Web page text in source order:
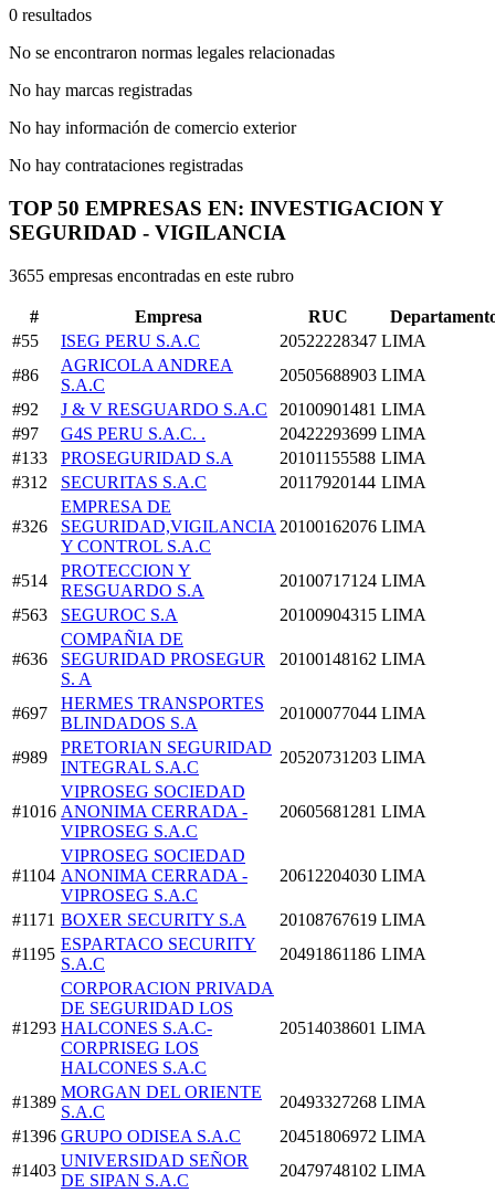
0 resultados
No se encontraron normas legales relacionadas
No hay marcas registradas
No hay información de comercio exterior
No hay contrataciones registradas
TOP 50 EMPRESAS EN: INVESTIGACION Y
SEGURIDAD - VIGILANCIA
3655 empresas encontradas en este rubro
# Empresa RUC
#55
ISEG PERU S.A.C 20522228347 LIMA
#86
AGRICOLA ANDREA
S.A.C
20505688903 LIMA
#92
J & V RESGUARDO S.A.C 20100901481 LIMA
#97
G4S PERU S.A.C. . 20422293699 LIMA
#133
PROSEGURIDAD S.A 20101155588 LIMA
#312
SECURITAS S.A.C 20117920144 LIMA
#326
EMPRESA DE
SEGURIDAD,VIGILANCIA
Y CONTROL S.A.C
20100162076 LIMA
#514
PROTECCION Y
RESGUARDO S.A
20100717124 LIMA
#563
SEGUROC S.A 20100904315 LIMA
#636
COMPAÑIA DE
SEGURIDAD PROSEGUR
S. A
20100148162 LIMA
#697
HERMES TRANSPORTES
BLINDADOS S.A
20100077044 LIMA
#989
PRETORIAN SEGURIDAD
INTEGRAL S.A.C
20520731203 LIMA
#1016
VIPROSEG SOCIEDAD
ANONIMA CERRADA -
VIPROSEG S.A.C
20605681281 LIMA
#1104
VIPROSEG SOCIEDAD
ANONIMA CERRADA -
VIPROSEG S.A.C
20612204030 LIMA
#1171 BOXER SECURITY S.A 20108767619 LIMA
#1195
ESPARTACO SECURITY
S.A.C
20491861186 LIMA
#1293
CORPORACION PRIVADA
DE SEGURIDAD LOS
HALCONES S.A.C-
CORPRISEG LOS
HALCONES S.A.C
20514038601 LIMA
#1389
MORGAN DEL ORIENTE
S.A.C
20493327268 LIMA
#1396 GRUPO ODISEA S.A.C 20451806972 LIMA
#1403
UNIVERSIDAD SEÑOR
DE SIPAN S.A.C
20479748102 LIMA